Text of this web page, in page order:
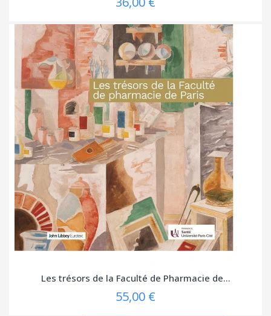
Les trésors de la Faculté de Pharmacie de...
55,00 €